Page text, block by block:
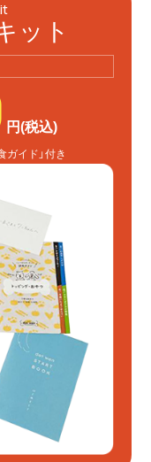
ット
円(税込)
ガイド」付き